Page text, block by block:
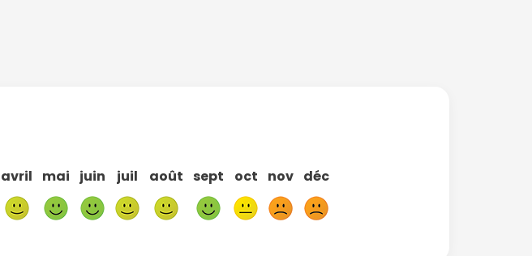
avril mai juin juil août sept oct nov déc